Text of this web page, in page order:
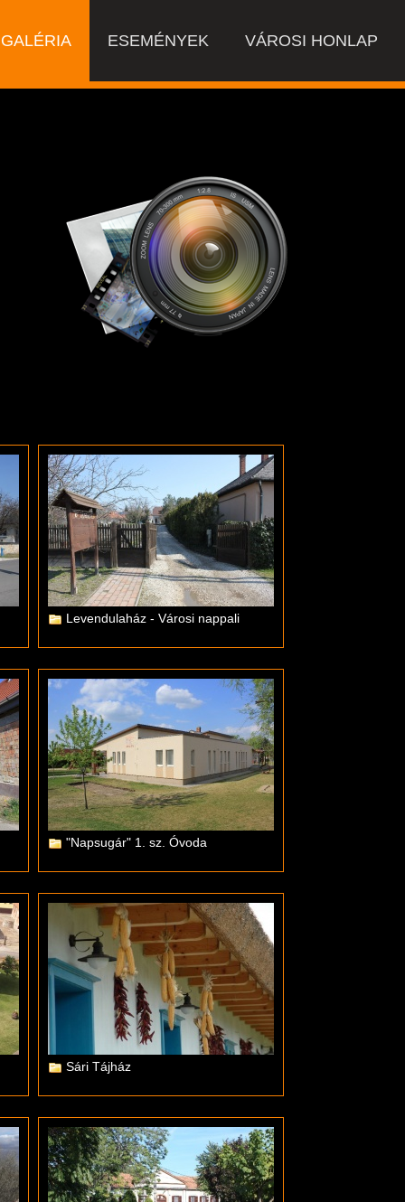
GALÉRIA ESEMÉNYEK VÁROSI HONLAP
Levendulaház - Városi nappali
"Napsugár" 1. sz. Óvoda
Sári Tájház